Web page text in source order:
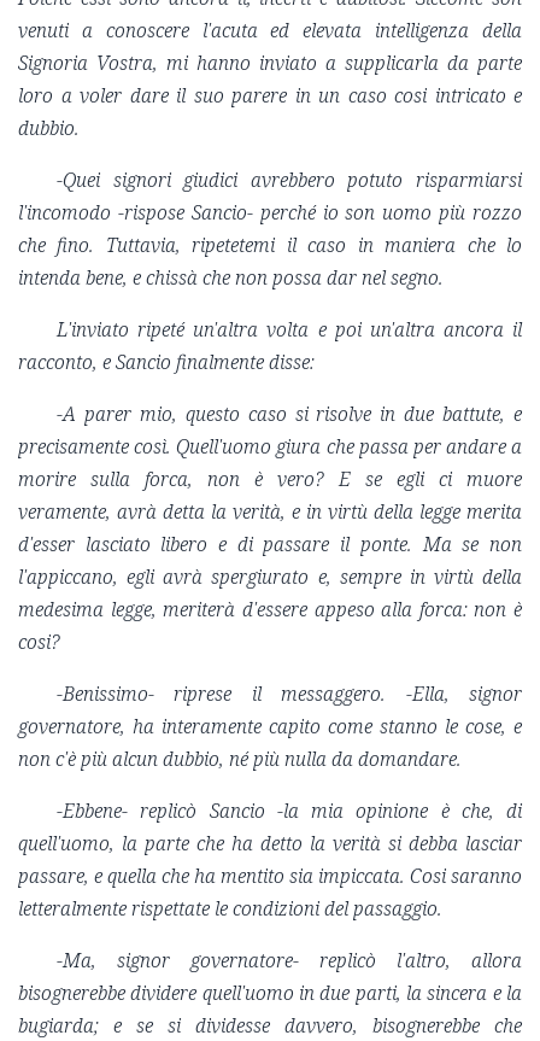
venuti a conoscere l'acuta ed elevata intelligenza della
Signoria Vostra, mi hanno inviato a supplicarla da parte
loro a voler dare il suo parere in un caso cosi intricato e
dubbio.
-Quei signori giudici avrebbero potuto risparmiarsi
l'incomodo -rispose Sancio- perché io son uomo più rozzo
che fino. Tuttavia, ripetetemi il caso in maniera che lo
intenda bene, e chissà che non possa dar nel segno.
L'inviato ripeté un'altra volta e poi un'altra ancora il
racconto, e Sancio finalmente disse:
-A parer mio, questo caso si risolve in due battute, e
precisamente così. Quell'uomo giura che passa per andare a
morire sulla forca, non è vero? E se egli ci muore
veramente, avrà detta la verità, e in virtù della legge merita
d'esser lasciato libero e di passare il ponte. Ma se non
l'appiccano, egli avrà spergiurato e, sempre in virtù della
medesima legge, meriterà d'essere appeso alla forca: non è
cosi?
-Benissimo- riprese il messaggero. -Ella, signor
governatore, ha interamente capito come stanno le cose, e
non c'è più alcun dubbio, né più nulla da domandare.
-Ebbene- replicò Sancio -la mia opinione è che, di
quell'uomo, la parte che ha detto la verità si debba lasciar
passare, e quella che ha mentito sia impiccata. Cosi saranno
letteralmente rispettate le condizioni del passaggio.
-Ma, signor governatore- replicò l'altro, allora
bisognerebbe dividere quell'uomo in due parti, la sincera e la
bugiarda; e se si dividesse davvero, bisognerebbe che